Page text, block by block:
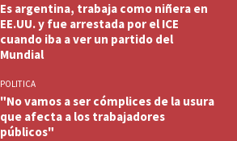
Es argentina, trabaja como niñera en
EE.UU. y fue arrestada por el ICE
cuando iba a ver un partido del
Mundial
POLITICA
"No vamos a ser cómplices de la usura
que afecta a los trabajadores
públicos"